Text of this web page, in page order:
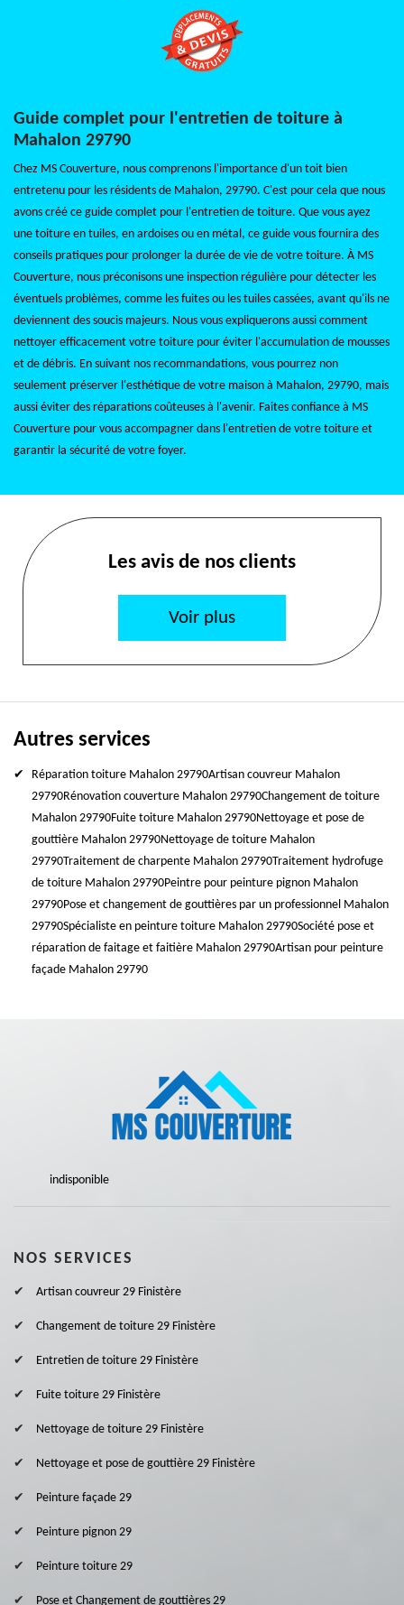
Guide complet pour l'entretien de toiture à
Mahalon 29790
Chez MS Couverture, nous comprenons l'importance d'un toit bien
entretenu pour les résidents de Mahalon, 29790. C'est pour cela que nous
avons créé ce guide complet pour l'entretien de toiture. Que vous ayez
une toiture en tuiles, en ardoises ou en métal, ce guide vous fournira des
conseils pratiques pour prolonger la durée de vie de votre toiture. À MS
Couverture, nous préconisons une inspection régulière pour détecter les
éventuels problèmes, comme les fuites ou les tuiles cassées, avant qu'ils ne
deviennent des soucis majeurs. Nous vous expliquerons aussi comment
nettoyer efficacement votre toiture pour éviter l'accumulation de mousses
et de débris. En suivant nos recommandations, vous pourrez non
seulement préserver l'esthétique de votre maison à Mahalon, 29790, mais
aussi éviter des réparations coûteuses à l'avenir. Faites confiance à MS
Couverture pour vous accompagner dans l'entretien de votre toiture et
garantir la sécurité de votre foyer.
Les avis de nos clients
Voir plus
Autres services
Réparation toiture Mahalon 29790Artisan couvreur Mahalon
29790Rénovation couverture Mahalon 29790Changement de toiture
Mahalon 29790Fuite toiture Mahalon 29790Nettoyage et pose de
gouttière Mahalon 29790Nettoyage de toiture Mahalon
29790Traitement de charpente Mahalon 29790Traitement hydrofuge
de toiture Mahalon 29790Peintre pour peinture pignon Mahalon
29790Pose et changement de gouttières par un professionnel Mahalon
29790Spécialiste en peinture toiture Mahalon 29790Société pose et
réparation de faitage et faitière Mahalon 29790Artisan pour peinture
façade Mahalon 29790
indisponible
NOS SERVICES
Artisan couvreur 29 Finistère
Changement de toiture 29 Finistère
Entretien de toiture 29 Finistère
Fuite toiture 29 Finistère
Nettoyage de toiture 29 Finistère
Nettoyage et pose de gouttière 29 Finistère
Peinture façade 29
Peinture pignon 29
Peinture toiture 29
Pose et Changement de gouttières 29